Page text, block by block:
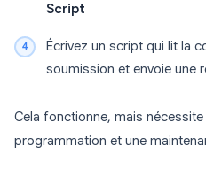
Script
Écrivez un script qui lit la
soumission et envoie une
Cela fonctionne, mais
programmation et une